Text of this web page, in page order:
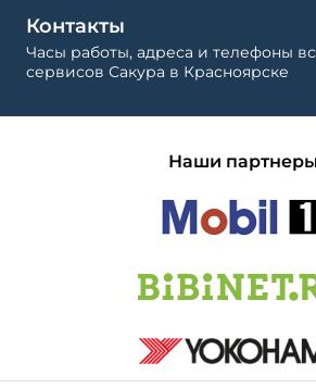
Контакты
Часы работы, адреса и телефоны
сервисов Сакура в Красноярске
Наши партнеры